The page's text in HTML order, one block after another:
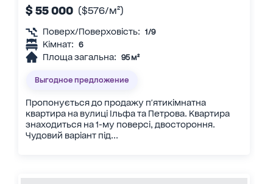
$ 55 000 ($576/м²)
Поверх/Поверховість: 1/9
Кімнат: 6
Площа загальна: 95 м²
Выгодное предложение
Пропонується до продажу п'ятикімнатна
квартира на вулиці Ільфа та Петрова. Квартира
знаходиться на 1-му поверсі, двостороння.
Чудовий варіант під...